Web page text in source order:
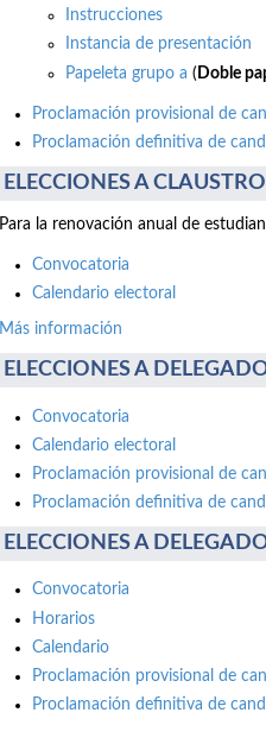
Instrucciones
Instancia de presentación
Papeleta grupo a ( Doble
Proclamación provisional de
Proclamación definitiva de
ELECCIONES A
Para la renovación anual de
Convocatoria
Calendario electoral
Más información
ELECCIONES A
Convocatoria
Calendario electoral
Proclamación provisional de
Proclamación definitiva de
ELECCIONES A
Convocatoria
Horarios
Calendario
Proclamación provisional de
Proclamación definitiva de